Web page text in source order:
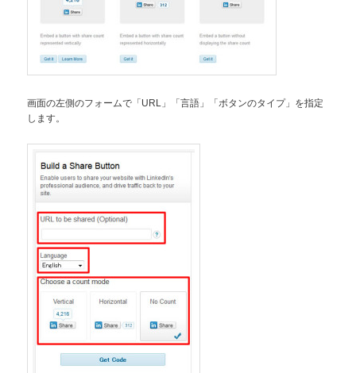
画面の左側のフォームで「URL」「言語」「ボタンのタイプ」を指定
します。